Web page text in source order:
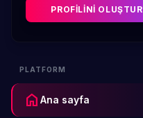
PROFILINI OLUŞTUR
PLATFORM
home Ana sayfa